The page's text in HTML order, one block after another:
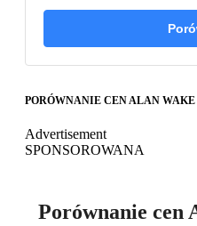
PORÓWNANIE CEN ALAN
Advertisement
SPONSOROWANA
Porównanie cen